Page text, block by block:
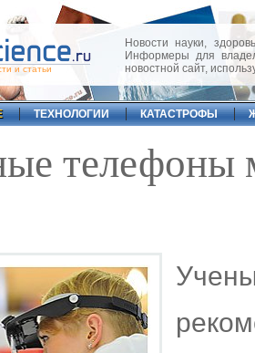
и статьи
Новости науки,
Информеры для
новостной сайт,
ТЕХНОЛОГИИ КАТАСТРОФЫ
телефоны